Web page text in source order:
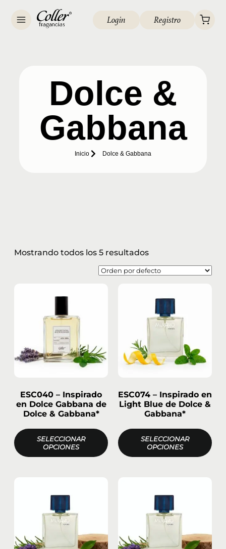
Login Registro
Dolce &
Gabbana
Inicio Dolce & Gabbana
Mostrando todos los 5 resultados
ESC040 – Inspirado
en Dolce Gabbana de
Dolce & Gabbana*
SELECCIONAR
OPCIONES
ESC074 – Inspirado en
Light Blue de Dolce &
Gabbana*
SELECCIONAR
OPCIONES